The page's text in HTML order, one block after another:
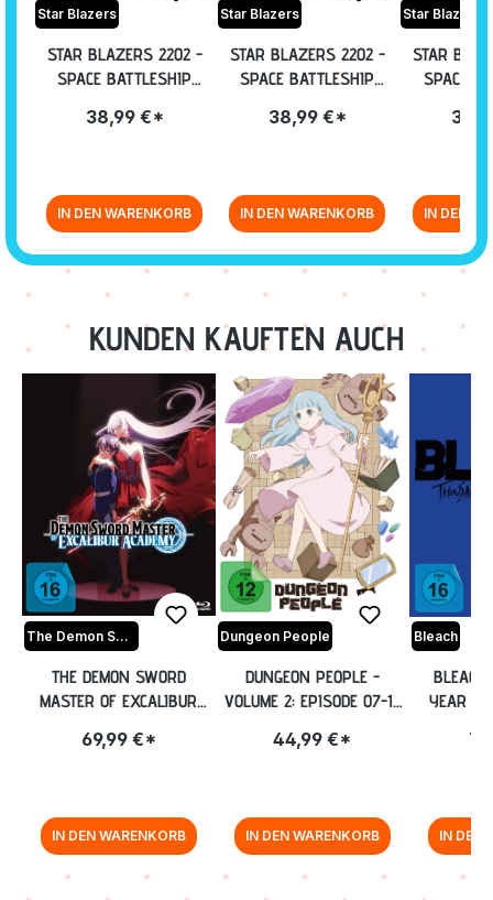
Star Blazers
STAR BLAZERS 2202 -
SPACE BATTLESHIP
EPISODE 12-16 [BLU-
38,99 €*
IN DEN WARENKORB
Star Blazers
STAR BLAZERS 2202 -
SPACE BATTLESHIP
EPISODE 07-11 [BLU-
38,99 €*
IN DEN WARENKORB
Star Blazers
STAR
SPACE
EPISODE
IN DEN
Zurück zur Vor-/Zurück-Navigation
KUNDEN KAUFTEN AUCH
The Demon Sword Master of Excalibur Academy
THE DEMON SWORD
MASTER OF EXCALIBUR
EDITION [BLU-RAY]
69,99 €*
IN DEN WARENKORB
Dungeon People
DUNGEON PEOPLE -
VOLUME 2: EPISODE 07-12
44,99 €*
IN DEN WARENKORB
Bleach
YEAR
IN DEN
Zurück zur Vor-/Zurück-Navigation